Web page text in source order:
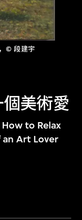
© 段建宇
美術愛
How to Relax
Art Lover